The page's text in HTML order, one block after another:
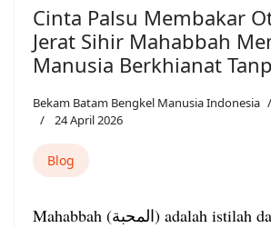
Cinta Palsu Membakar
Jerat Sihir Mahabbah
Manusia Berkhianat
Bekam Batam Bengkel Manusia Indonesia
24 April 2026
Blog
Mahabbah (المحبة) adalah istilah dalam bahasa